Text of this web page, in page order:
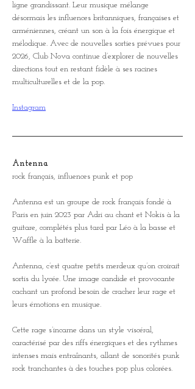
ligne grandissant. Leur musique mélange
désormais les influences britanniques, françaises et
arméniennes, créant un son à la fois énergique et
mélodique. Avec de nouvelles sorties prévues pour
2026, Club Nova continue d’explorer de nouvelles
directions tout en restant fidèle à ses racines
multiculturelles et de la pop.
Instagram
Antenna
rock français, influences punk et pop
Antenna est un groupe de rock français fondé à
Paris en juin 2023 par Adri au chant et Nokis à la
guitare, complétés plus tard par Léo à la basse et
Waffle à la batterie.
Antenna, c’est quatre petits merdeux qu’on croirait
sortis du lycée. Une image candide et provocante
cachant un profond besoin de cracher leur rage et
leurs émotions en musique.
Cette rage s’incarne dans un style viscéral,
caractérisé par des riffs énergiques et des rythmes
intenses mais entraînants, allant de sonorités punk
rock tranchantes à des touches pop plus colorées.